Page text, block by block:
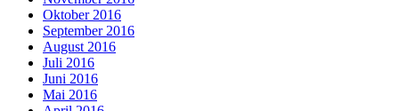
Oktober 2016
September 2016
August 2016
Juli 2016
Juni 2016
Mai 2016